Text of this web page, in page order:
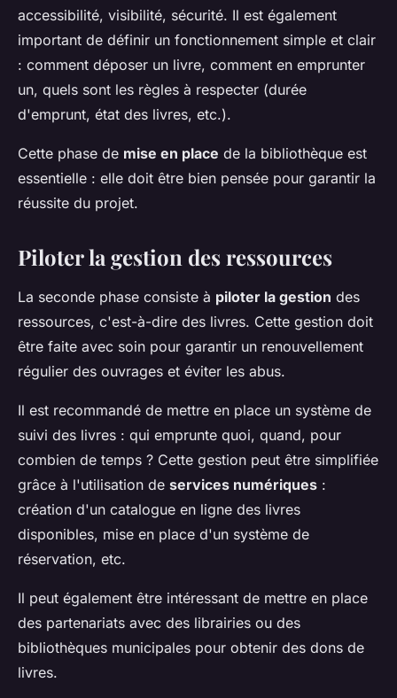
accessibilité, visibilité, sécurité. Il est également
important de définir un fonctionnement simple et clair
: comment déposer un livre, comment en emprunter
un, quels sont les règles à respecter (durée
d'emprunt, état des livres, etc.).
Cette phase de mise en place de la bibliothèque est
essentielle : elle doit être bien pensée pour garantir la
réussite du projet.
Piloter la gestion des ressources
La seconde phase consiste à piloter la gestion des
ressources, c'est-à-dire des livres. Cette gestion doit
être faite avec soin pour garantir un renouvellement
régulier des ouvrages et éviter les abus.
Il est recommandé de mettre en place un système de
suivi des livres : qui emprunte quoi, quand, pour
combien de temps ? Cette gestion peut être simplifiée
grâce à l'utilisation de services numériques :
création d'un catalogue en ligne des livres
disponibles, mise en place d'un système de
réservation, etc.
Il peut également être intéressant de mettre en place
des partenariats avec des librairies ou des
bibliothèques municipales pour obtenir des dons de
livres.